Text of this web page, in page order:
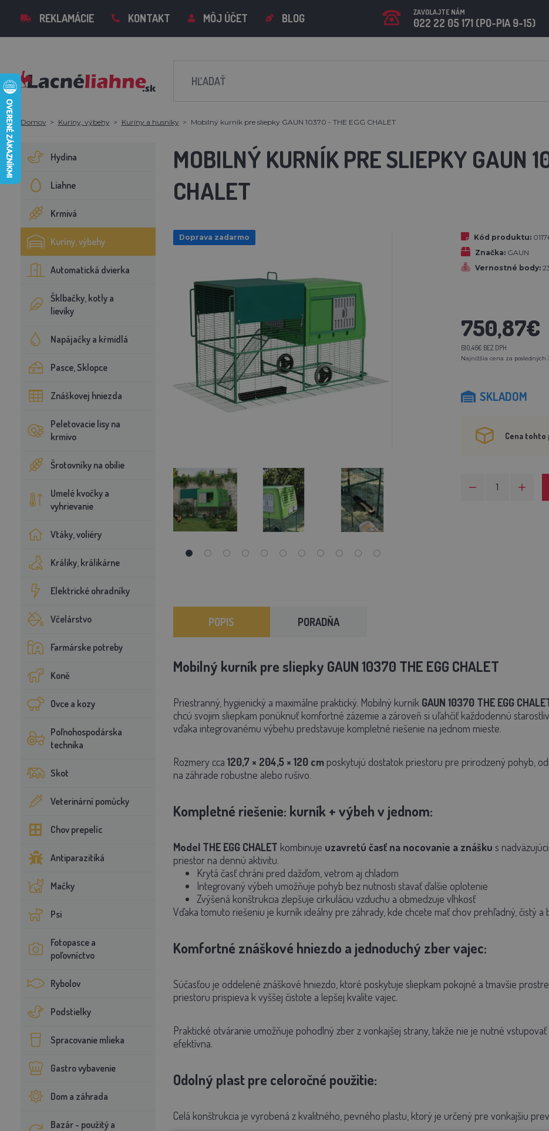
REKLAMÁCIE KONTAKT MÔJ ÚČET BLOG ZAVOLAJTE NÁM
022 22 05 171 (PO-PIA 9-15)
Domov Kuríny, výbehy Kuríny a husníky Mobilný kurník pre sliepky GAUN 10370 - THE EGG CHALET
Hydina
Liahne
Krmivá
Kuríny, výbehy
Automatická dvierka
Šklbačky, kotly a
lieviky
Napájačky a kŕmidlá
Pasce, Sklopce
Znáškovej hniezda
Peletovacie lisy na
krmivo
Šrotovníky na obilie
Umelé kvočky a
vyhrievanie
Vtáky, voliéry
Králiky, králikárne
Elektrické ohradníky
Včelárstvo
Farmárske potreby
Koně
Ovce a kozy
Poľnohospodárska
technika
Skot
Veterinární pomůcky
Chov prepelíc
Antiparazitiká
Mačky
Psi
Fotopasce a
poľovníctvo
Rybolov
Podstielky
Spracovanie mlieka
Gastro vybavenie
Dom a záhrada
Bazár - použitý a
MOBILNÝ KURNÍK PRE SLIEPKY GAUN
CHALET
Doprava zadarmo Kód produktu:
Značka: GAUN
Vernostné body:
750,87€
610,46€ BEZ DPH
Najnižšia cena za posledných
SKLADOM
Cena tohto
POPIS PORADŇA
Mobilný kurník pre sliepky GAUN 10370 THE EGG CHALET
Priestranný, hygienický a maximálne praktický. Mobilný kurník GAUN 10370 THE EGG
chcú svojim sliepkam ponúknuť komfortné zázemie a zároveň si uľahčiť každodennú
vďaka integrovanému výbehu predstavuje kompletné riešenie na jednom mieste.
Rozmery cca 120,7 × 204,5 × 120 cm poskytujú dostatok priestoru pre prirodzený pohyb,
na záhrade robustne alebo rušivo.
Kompletné riešenie: kurník + výbeh v jednom:
Model THE EGG CHALET kombinuje uzavretú časť na nocovanie a znášku s
priestor na dennú aktivitu.
Krytá časť chráni pred dažďom, vetrom aj chladom
Integrovaný výbeh umožňuje pohyb bez nutnosti stavať ďalšie oplotenie
Zvýšená konštrukcia zlepšuje cirkuláciu vzduchu a obmedzuje vlhkosť
Vďaka tomuto riešeniu je kurník ideálny pre záhrady, kde chcete mať chov prehľadný, čistý a
Komfortné znáškové hniezdo a jednoduchý zber vajec:
Súčasťou je oddelené znáškové hniezdo, ktoré poskytuje sliepkam pokojné a tmavšie
priestoru prispieva k vyššej čistote a lepšej kvalite vajec.
Praktické otváranie umožňuje pohodlný zber z vonkajšej strany, takže nie je nutné
efektívna.
Odolný plast pre celoročné použitie:
Celá konštrukcia je vyrobená z kvalitného, pevného plastu, ktorý je určený pre vonkajšiu